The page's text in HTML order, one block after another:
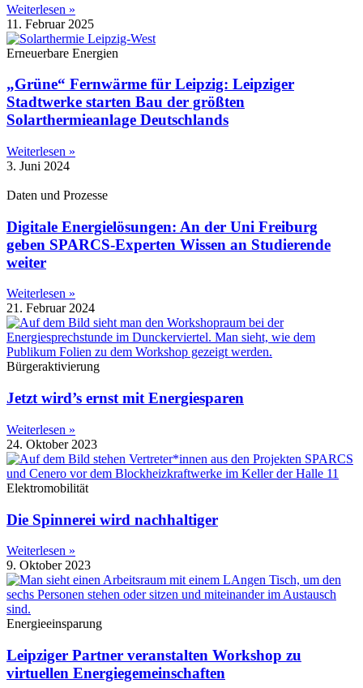
Weiterlesen »
11. Februar 2025
Erneuerbare Energien
„Grüne“ Fernwärme für Leipzig: Leipziger
Stadtwerke starten Bau der größten
Solarthermieanlage Deutschlands
Weiterlesen »
3. Juni 2024
Daten und Prozesse
Digitale Energielösungen: An der Uni Freiburg
geben SPARCS-Experten Wissen an Studierende
weiter
Weiterlesen »
21. Februar 2024
Bürgeraktivierung
Jetzt wird’s ernst mit Energiesparen
Weiterlesen »
24. Oktober 2023
Elektromobilität
Die Spinnerei wird nachhaltiger
Weiterlesen »
9. Oktober 2023
Energieeinsparung
Leipziger Partner veranstalten Workshop zu
virtuellen Energiegemeinschaften